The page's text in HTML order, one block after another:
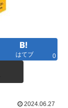
はてブ 0
2024.06.27